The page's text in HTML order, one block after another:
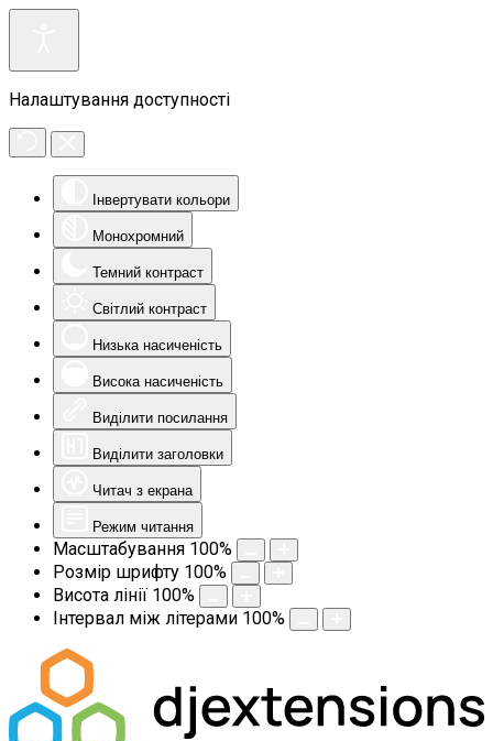
Налаштування доступності
Інвертувати кольори
Монохромний
Темний контраст
Світлий контраст
Низька насиченість
Висока насиченість
Виділити посилання
Виділити заголовки
Читач з екрана
Режим читання
Масштабування 100%
Розмір шрифту 100%
Висота лінії 100%
Інтервал між літерами 100%